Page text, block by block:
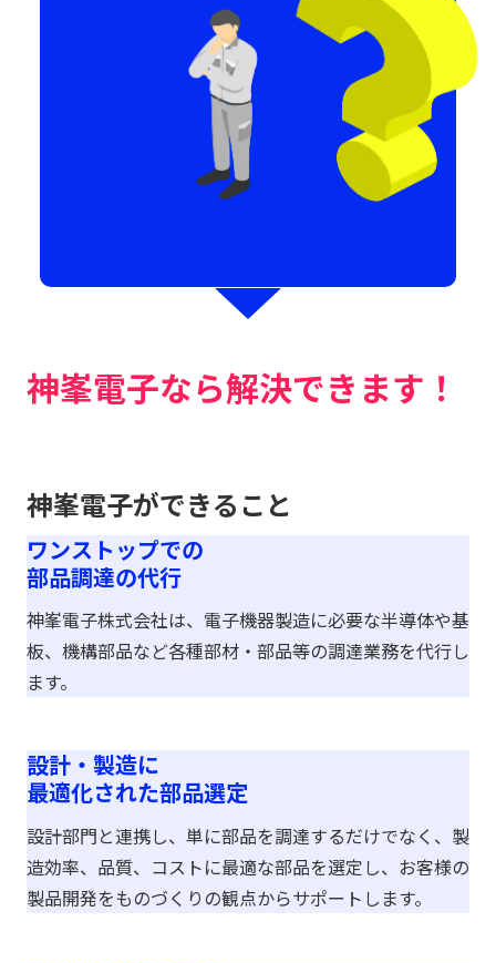
神峯電子なら解決できます！
神峯電子ができること
ワンストップでの
部品調達の代行
神峯電子株式会社は、電子機器製造に必要な半導体や基
板、機構部品など各種部材・部品等の調達業務を代行し
ます。
設計・製造に
最適化された部品選定
設計部門と連携し、単に部品を調達するだけでなく、製
造効率、品質、コストに最適な部品を選定し、お客様の
製品開発をものづくりの観点からサポートします。